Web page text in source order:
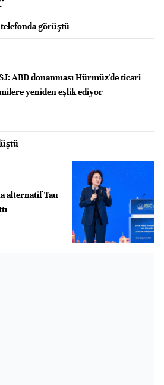
görüştü
ABD donanması Hürmüz'de ticari
yeniden eşlik ediyor
alternatif Tau